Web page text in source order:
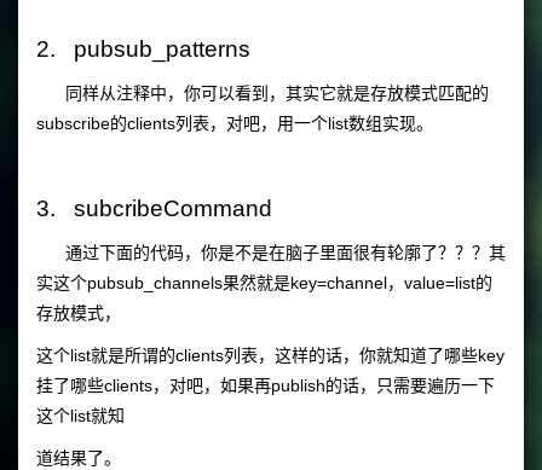
2. pubsub_patterns
同样从注释中，你可以看到，其实它就是存放模式匹配的
subscribe的clients列表，对吧，用一个list数组实现。
3. subcribeCommand
通过下面的代码，你是不是在脑子里面很有轮廓了？？？其
实这个pubsub_channels果然就是key=channel，value=list的
存放模式，
这个list就是所谓的clients列表，这样的话，你就知道了哪些key
挂了哪些clients，对吧，如果再publish的话，只需要遍历一下
这个list就知
道结果了。